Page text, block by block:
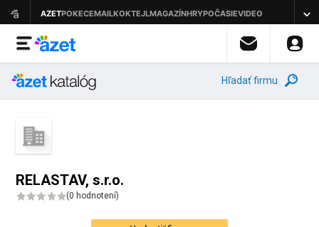
Hľadať firmu
RELASTAV, s.r.o.
(0 hodnotení)